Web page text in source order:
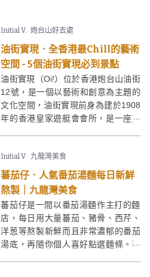
足，比銅鑼灣SOGO有更多年青時尚
品牌，SOGO啟德除了服飾、家品之
餘仲有figures等玩具精品店，適合一
Initial V. 炮台山好去處
油街實現．全香港最Chill的藝術
空間 - 5個油街實現必到景點
油街實現（Oi!）位於香港炮台山油街
12號，是一個以藝術和創意為主題的
文化空間，油街實現前身為建於1908
年的香港皇家遊艇會會所，是一座充
過活化後成為一個公共藝術平台，致
力於推動當代藝術創作，並為本地藝
術家和社區提供互動與交流的機會。
Initial V. 九龍灣美食
蕃茄仔．人氣番茄湯麵每日新鮮
熬製｜九龍灣美食
蕃茄仔是一間以番茄湯麵作主打的麵
店，每日用大量蕃茄、豬骨、西芹、
洋葱等熬製新鮮而且非常濃郁的番茄
湯底，再隨你個人喜好點選麵條。蕃